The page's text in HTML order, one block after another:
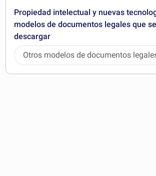
Propiedad intelectual y nuevas
modelos de documentos legales que
descargar
Otros modelos de documentos
pueden descargar